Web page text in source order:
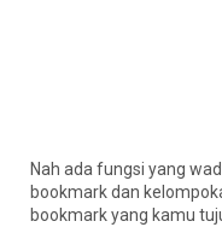
Nah ada fungsi yang
bookmark dan
bookmark yang kamu